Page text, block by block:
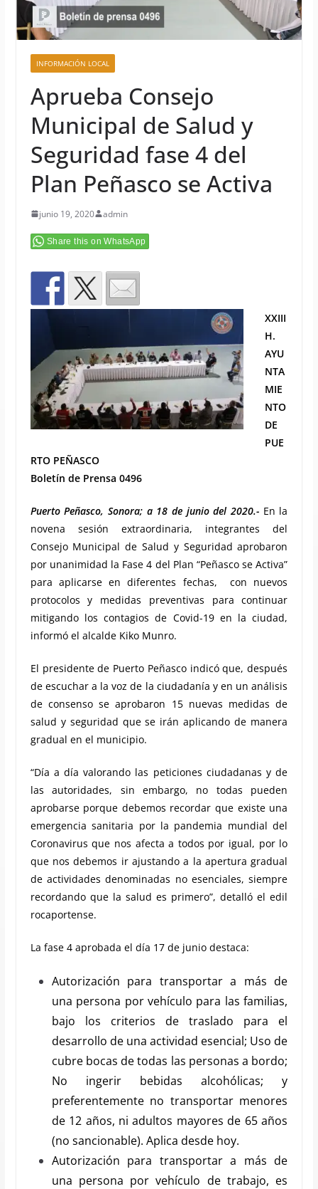
INFORMACIÓN LOCAL
Aprueba Consejo
Municipal de Salud y
Seguridad fase 4 del
Plan Peñasco se Activa
junio 19, 2020 admin
Share this on WhatsApp
XXIII
H.
AYU
NTA
MIE
NTO
DE
PUE
RTO PEÑASCO
Boletín de Prensa 0496
Puerto Peñasco, Sonora; a 18 de junio del 2020.-En la
novena sesión extraordinaria, integrantes del
Consejo Municipal de Salud y Seguridad aprobaron
por unanimidad la Fase 4 del Plan “Peñasco se Activa”
para aplicarse en diferentes fechas, con nuevos
protocolos y medidas preventivas para continuar
mitigando los contagios de Covid-19 en la ciudad,
informó el alcalde Kiko Munro.
El presidente de Puerto Peñasco indicó que, después
de escuchar a la voz de la ciudadanía y en un análisis
de consenso se aprobaron 15 nuevas medidas de
salud y seguridad que se irán aplicando de manera
gradual en el municipio.
“Día a día valorando las peticiones ciudadanas y de
las autoridades, sin embargo, no todas pueden
aprobarse porque debemos recordar que existe una
emergencia sanitaria por la pandemia mundial del
Coronavirus que nos afecta a todos por igual, por lo
que nos debemos ir ajustando a la apertura gradual
de actividades denominadas no esenciales, siempre
recordando que la salud es primero”, detalló el edil
rocaportense.
La fase 4 aprobada el día 17 de junio destaca:
Autorización para transportar a más de
una persona por vehículo para las familias,
bajo los criterios de traslado para el
desarrollo de una actividad esencial; Uso de
cubre bocas de todas las personas a bordo;
No ingerir bebidas alcohólicas; y
preferentemente no transportar menores
de 12 años, ni adultos mayores de 65 años
(no sancionable). Aplica desde hoy.
Autorización para transportar a más de
una persona por vehículo de trabajo, es